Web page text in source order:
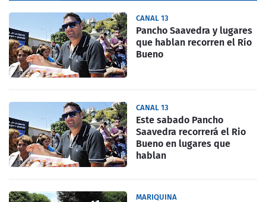
CANAL 13
Pancho Saavedra y lugares
que hablan recorren el Río
Bueno
CANAL 13
Este sabado Pancho
Saavedra recorrerá el Rio
Bueno en lugares que
hablan
MARIQUINA